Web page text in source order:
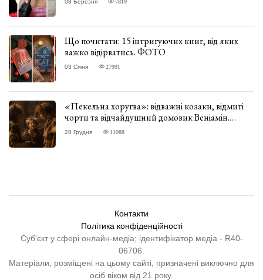
08 Березня 7819
Що почитати: 15 інтригуючих книг, від яких
важко відірватись. ФОТО
03 Січня 27991
«Пекельна хоругва»: відважні козаки, відмиті
чорти та відчайдушний домовик Веніамін.
ВІДГУК
28 Грудня 11088
Контакти
Політика конфіденційності
Суб'єкт у сфері онлайн-медіа; ідентифікатор медіа - R40-
06706.
Матеріали, розміщені на цьому сайті, призначені виключно для
осіб віком від 21 року.